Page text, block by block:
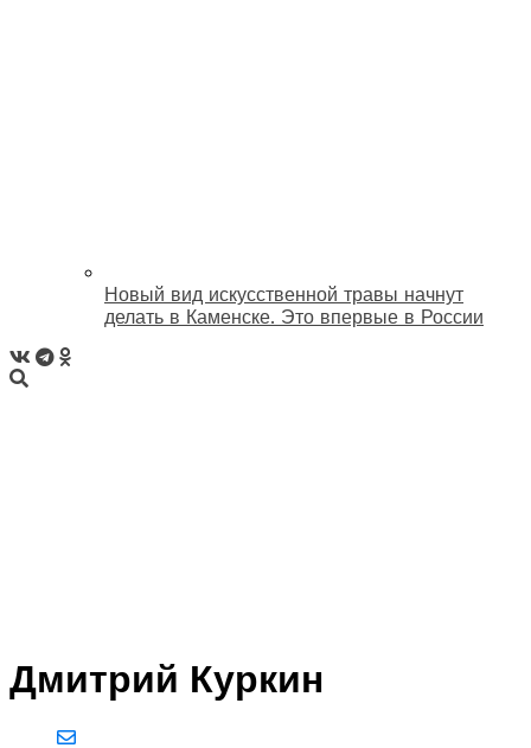
Новый вид искусственной травы начнут
делать в Каменске. Это впервые в России
Дмитрий Куркин